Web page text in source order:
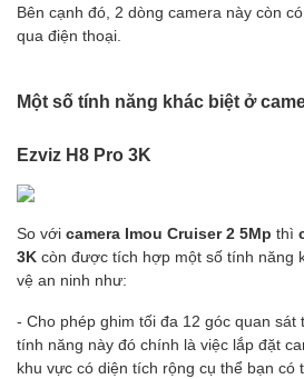
Bên cạnh đó, 2 dòng camera này còn
qua điện thoại.
Một số tính năng khác biệt ở
Ezviz H8 Pro 3K
So với camera Imou Cruiser 2 5Mp thì
3K còn được tích hợp một số tính năng
vệ an ninh như:
- Cho phép ghim tối đa 12 góc quan sát
tính năng này đó chính là việc lắp đặt
khu vực có diện tích rộng cụ thể bạn có